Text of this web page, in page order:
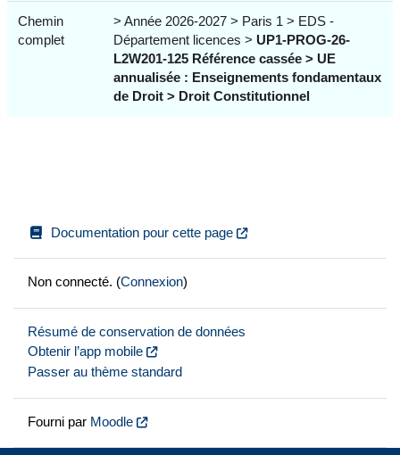
Chemin
complet
> Année 2026-2027 > Paris 1 > EDS -
Département licences > UP1-PROG-26-
L2W201-125 Référence cassée > UE
annualisée : Enseignements fondamentaux
de Droit > Droit Constitutionnel
Documentation pour cette page
Non connecté. (Connexion)
Résumé de conservation de données
Obtenir l’app mobile
Passer au thème standard
Fourni par Moodle